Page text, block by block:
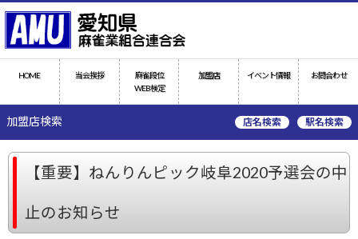
HOME 当会挨拶
麻雀段位
WEB検定
加盟店 イベント情報 お問合わせ
加盟店検索 駅名検索
店名検索
【重要】ねんりんピック岐阜2020予選会の中
止のお知らせ